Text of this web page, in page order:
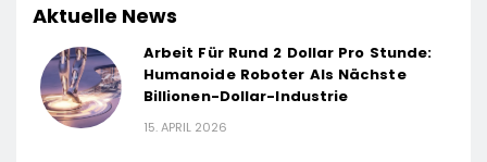
Aktuelle News
Arbeit Für Rund 2 Dollar Pro Stunde:
Humanoide Roboter Als Nächste
Billionen-Dollar-Industrie
15. APRIL 2026